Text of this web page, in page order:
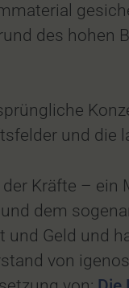
des hohen
und die
Kräfte –
dem
und Geld und
von igenos